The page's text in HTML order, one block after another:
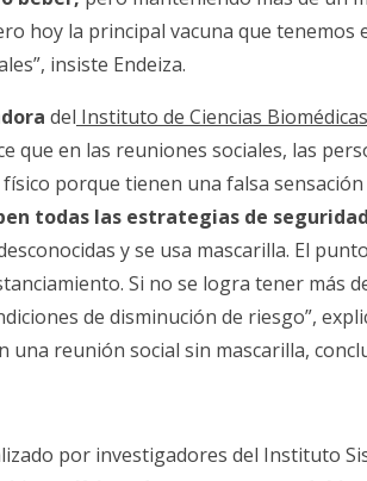
hoy la principal vacuna que tenemos
insiste Endeiza.
del Instituto de Ciencias
que en las reuniones sociales, las
porque tienen una falsa sensación
todas las estrategias de seguridad
y se usa mascarilla. El
Si no se logra tener más
de disminución de riesgo”,
reunión social sin mascarilla,
o por investigadores del Instituto